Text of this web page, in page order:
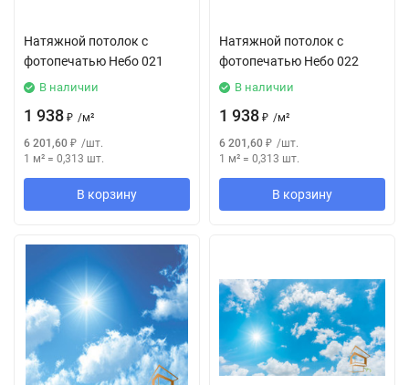
Натяжной потолок с
фотопечатью Небо 021
В наличии
1 938 ₽ /м²
6 201,60 ₽ /шт.
1 м² = 0,313 шт.
В корзину
Натяжной потолок с
фотопечатью Небо 022
В наличии
1 938 ₽ /м²
6 201,60 ₽ /шт.
1 м² = 0,313 шт.
В корзину